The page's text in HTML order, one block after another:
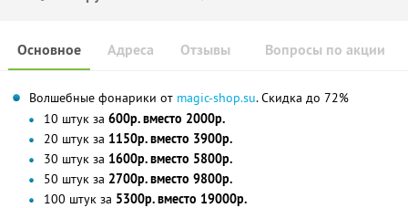
Основное Отзывы Вопросы по акции
Адреса
Волшебные фонарики от magic-shop.su. Скидка до 72%
10 штук за 600р. вместо 2000р.
20 штук за 1150р. вместо 3900р.
30 штук за 1600р. вместо 5800р.
50 штук за 2700р. вместо 9800р.
100 штук за 5300р. вместо 19000р.